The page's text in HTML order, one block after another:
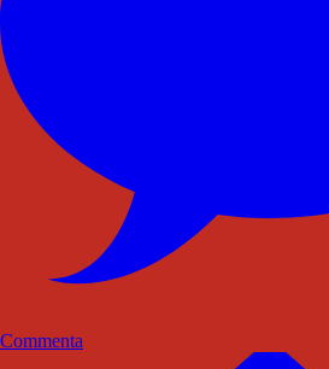
Commenta